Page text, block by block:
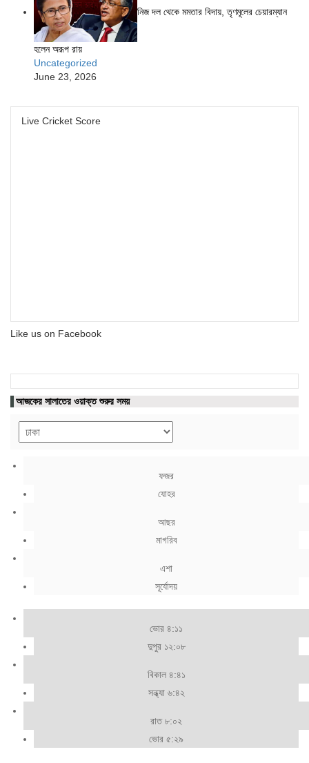
নিজ দল থেকে মমতার বিদায়, তৃণমূলের চেয়ারম্যান
হলেন অরূপ রায়
Uncategorized
June 23, 2026
Live Cricket Score
Like us on Facebook
আজকের সালাতের ওয়াক্ত শুরুর সময়
ফজর
যোহর
আছর
মাগরিব
এশা
সূর্যোদয়
ভোর ৪:১১
দুপুর ১২:০৮
বিকাল ৪:৪১
সন্ধ্যা ৬:৪২
রাত ৮:০২
ভোর ৫:২৯